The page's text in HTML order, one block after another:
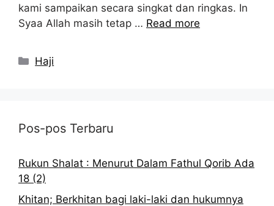
kami sampaikan secara singkat dan ringkas. In
Syaa Allah masih tetap … Read more
Kategori
Haji
Pos-pos Terbaru
Rukun Shalat : Menurut Dalam Fathul Qorib Ada
18 (2)
Khitan; Berkhitan bagi laki-laki dan hukumnya